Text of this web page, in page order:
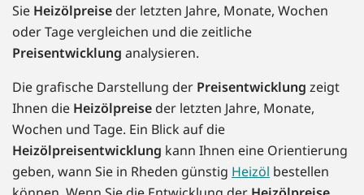
Sie Heizölpreise der letzten Jahre, Monate, Wochen
oder Tage vergleichen und die zeitliche
Preisentwicklung analysieren.
Die grafische Darstellung der Preisentwicklung zeigt
Ihnen die Heizölpreise der letzten Jahre, Monate,
Wochen und Tage. Ein Blick auf die
Heizölpreisentwicklung kann Ihnen eine Orientierung
geben, wann Sie in Rheden günstig Heizöl bestellen